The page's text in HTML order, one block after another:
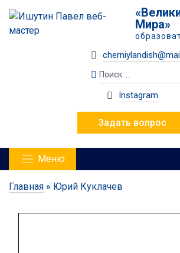
Мира»
Instagram
Задать вопрос
Меню
Главная » Юрий Куклачев